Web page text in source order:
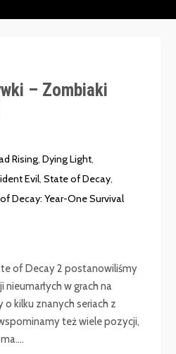
– Zombiaki
Rising,Dying Light,
Evil,State of Decay,
Decay: Year-One Survival
of Decay 2 postanowiliśmy
w grach na
kilku znanych seriach z
też wiele pozycji,